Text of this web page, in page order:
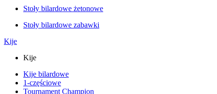
Stoły bilardowe żetonowe
Stoły bilardowe zabawki
Kije
Kije
Kije bilardowe
1-częściowe
Tournament Champion